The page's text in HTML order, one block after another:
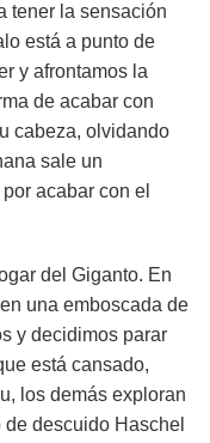
tener la sensación
está a punto de
y afrontamos la
de acabar con
cabeza, olvidando
sale un
acabar con el
del Giganto. En
una emboscada de
y decidimos parar
está cansado,
los demás exploran
descuido Haschel